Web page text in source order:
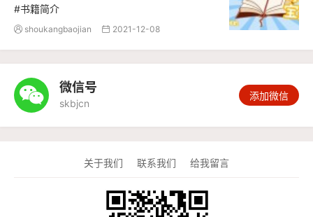
#书籍简介
 shoukangbaojian  2021-12-08
 微信号
skbjcn
添加微信
关于我们 联系我们 给我留言